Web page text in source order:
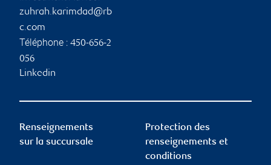
zuhrah.karimdad@rb
c.com
Téléphone : 450-656-2
056
Linkedin
Renseignements
sur la succursale
Protection des
renseignements et
conditions